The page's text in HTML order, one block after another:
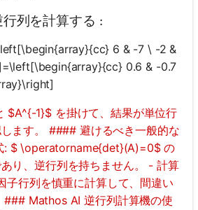
4. 逆行列を計算する:
行列を計算する :
6 & -7 \ -2 &
0.6 & -0.7
1}$ を掛けて、結果が単位行
ます。 #### 避けるべき一般的な
: $ \operatorname{det}(A)=0$ の
り、逆行列を持ちません。 - 計算
子行列を慎重に計算して、間違い
### Mathos AI 逆行列計算機の使